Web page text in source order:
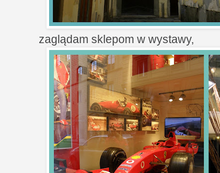
zaglądam sklepom w wystawy,